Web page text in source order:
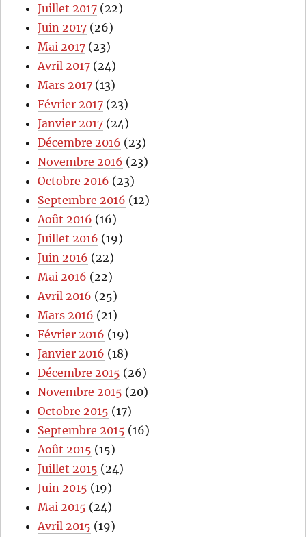
Juillet 2017 (22)
Juin 2017 (26)
Mai 2017 (23)
Avril 2017 (24)
Mars 2017 (13)
Février 2017 (23)
Janvier 2017 (24)
Décembre 2016 (23)
Novembre 2016 (23)
Octobre 2016 (23)
Septembre 2016 (12)
Août 2016 (16)
Juillet 2016 (19)
Juin 2016 (22)
Mai 2016 (22)
Avril 2016 (25)
Mars 2016 (21)
Février 2016 (19)
Janvier 2016 (18)
Décembre 2015 (26)
Novembre 2015 (20)
Octobre 2015 (17)
Septembre 2015 (16)
Août 2015 (15)
Juillet 2015 (24)
Juin 2015 (19)
Mai 2015 (24)
Avril 2015 (19)